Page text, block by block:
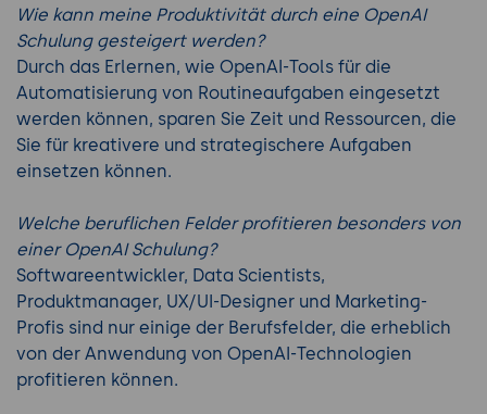
Wie kann meine Produktivität durch eine OpenAI
Schulung gesteigert werden?
Durch das Erlernen, wie OpenAI-Tools für die
Automatisierung von Routineaufgaben eingesetzt
werden können, sparen Sie Zeit und Ressourcen, die
Sie für kreativere und strategischere Aufgaben
einsetzen können.
Welche beruflichen Felder profitieren besonders von
einer OpenAI Schulung?
Softwareentwickler, Data Scientists,
Produktmanager, UX/UI-Designer und Marketing-
Profis sind nur einige der Berufsfelder, die erheblich
von der Anwendung von OpenAI-Technologien
profitieren können.